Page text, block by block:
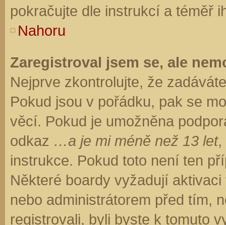
pokračujte dle instrukcí a téměř
Nahoru
Zaregistroval jsem se, ale
Nejprve zkontrolujte, že
Pokud jsou v pořádku, pak se
věcí. Pokud je umožněna
odkaz …a je mi méně než 13 let,
instrukce. Pokud toto není ten
Některé boardy vyžadují
nebo administrátorem před tím,
registrovali, byli byste k tomuto